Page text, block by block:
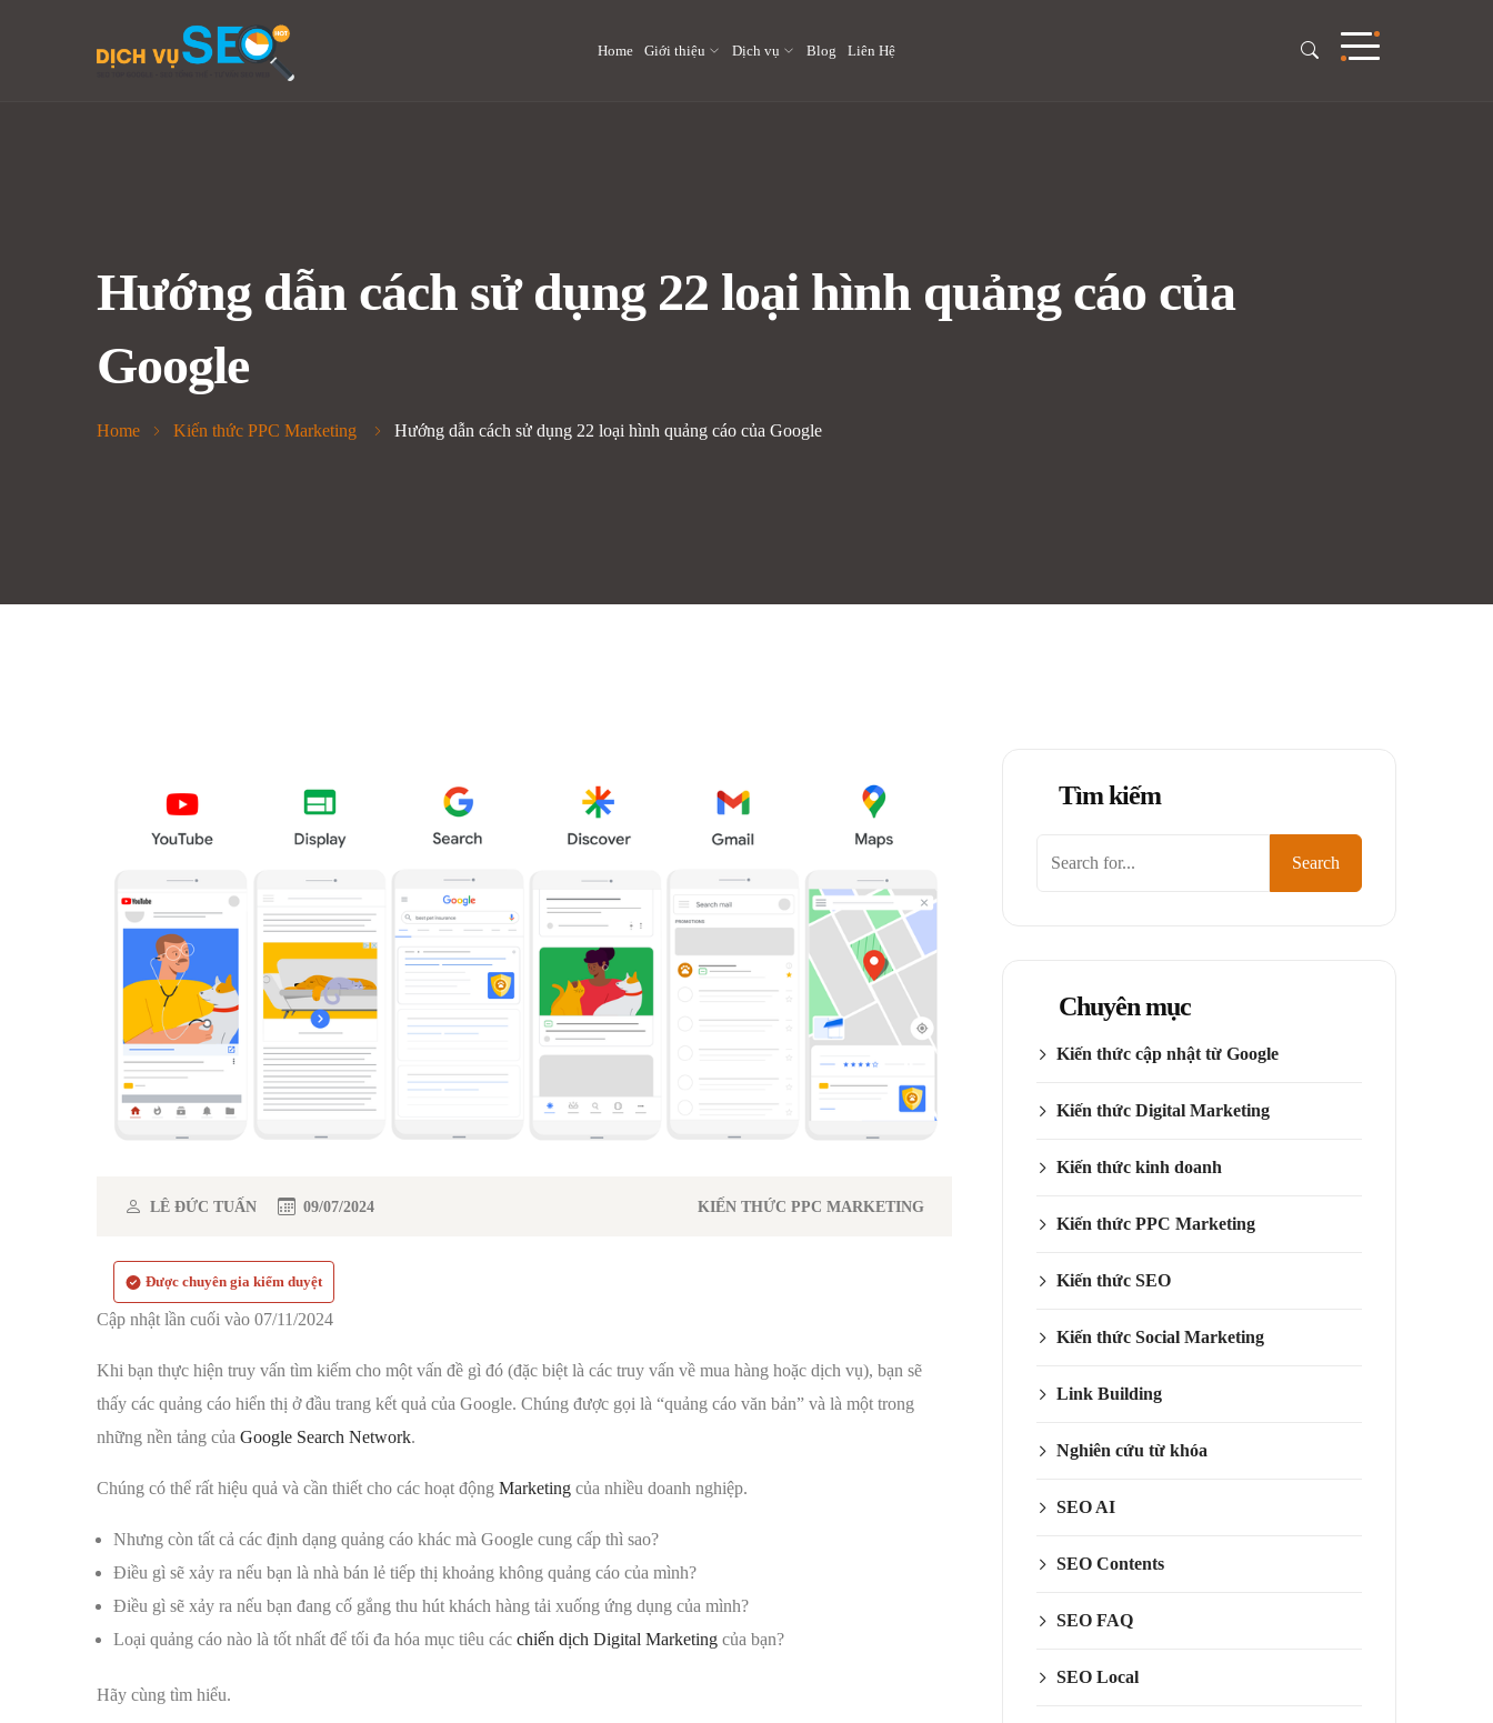
Home Giới thiệu Dịch vụ Blog Liên Hệ
Hướng dẫn cách sử dụng 22 loại hình quảng cáo của
Google
Home Kiến thức PPC Marketing Hướng dẫn cách sử dụng 22 loại hình quảng cáo của Google
LÊ ĐỨC TUẤN 09/07/2024 KIẾN THỨC PPC MARKETING
Được chuyên gia kiểm duyệt
Cập nhật lần cuối vào 07/11/2024
Khi bạn thực hiện truy vấn tìm kiếm cho một vấn đề gì đó (đặc biệt là các truy vấn về mua hàng hoặc dịch vụ), bạn sẽ
thấy các quảng cáo hiển thị ở đầu trang kết quả của Google. Chúng được gọi là “quảng cáo văn bản” và là một trong
những nền tảng của Google Search Network.
Chúng có thể rất hiệu quả và cần thiết cho các hoạt động Marketing của nhiều doanh nghiệp.
Nhưng còn tất cả các định dạng quảng cáo khác mà Google cung cấp thì sao?
Điều gì sẽ xảy ra nếu bạn là nhà bán lẻ tiếp thị khoảng không quảng cáo của mình?
Điều gì sẽ xảy ra nếu bạn đang cố gắng thu hút khách hàng tải xuống ứng dụng của mình?
Loại quảng cáo nào là tốt nhất để tối đa hóa mục tiêu các chiến dịch Digital Marketing của bạn?
Hãy cùng tìm hiểu.
Tìm kiếm
Search
Chuyên mục
Kiến thức cập nhật từ Google
Kiến thức Digital Marketing
Kiến thức kinh doanh
Kiến thức PPC Marketing
Kiến thức SEO
Kiến thức Social Marketing
Link Building
Nghiên cứu từ khóa
SEO AI
SEO Contents
SEO FAQ
SEO Local